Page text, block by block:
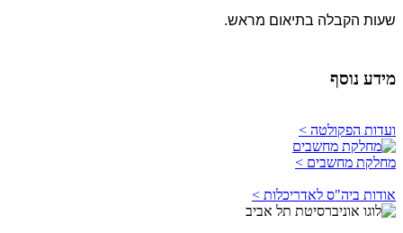
שעות הקבלה בתיאום מראש.
מידע נוסף
ועדות הפקולטה >
מחלקת מחשבים >
אודות ביה"ס לאדריכלות >